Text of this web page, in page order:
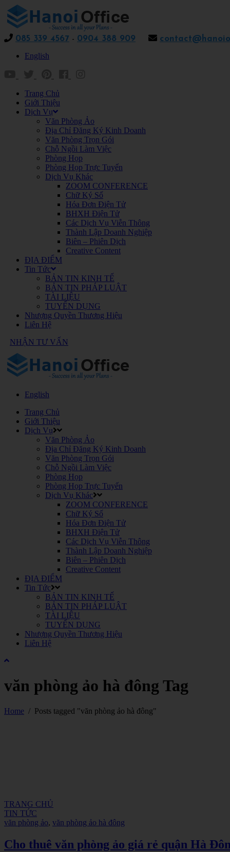
085 339 4567 - 0904 388 909
English
Trang Chủ
Giới Thiệu
Dịch Vụ
Văn Phòng Ảo
Địa Chỉ Đăng Ký Kinh Doanh
Văn Phòng Trọn Gói
Chỗ Ngồi Làm Việc
Phòng Họp
Phòng Họp Trực Tuyến
Dịch Vụ Khác
ZOOM CONFERENCE
Chữ Ký Số
Hóa Đơn Điện Tử
BHXH Điện Tử
Các Dịch Vụ Viễn Thông
Thành Lập Doanh Nghiệp
Biên – Phiên Dịch
Creative Content
ĐỊA ĐIỂM
Tin Tức
BẢN TIN KINH TẾ
BẢN TIN PHÁP LUẬT
TÀI LIỆU
TUYỂN DỤNG
Nhượng Quyền Thương Hiệu
Liên Hệ
NHẬN TƯ VẤN
English
Trang Chủ
Giới Thiệu
Dịch Vụ
Văn Phòng Ảo
Địa Chỉ Đăng Ký Kinh Doanh
Văn Phòng Trọn Gói
Chỗ Ngồi Làm Việc
Phòng Họp
Phòng Họp Trực Tuyến
Dịch Vụ Khác
ZOOM CONFERENCE
Chữ Ký Số
Hóa Đơn Điện Tử
BHXH Điện Tử
Các Dịch Vụ Viễn Thông
Thành Lập Doanh Nghiệp
Biên – Phiên Dịch
Creative Content
ĐỊA ĐIỂM
Tin Tức
BẢN TIN KINH TẾ
BẢN TIN PHÁP LUẬT
TÀI LIỆU
TUYỂN DỤNG
Nhượng Quyền Thương Hiệu
Liên Hệ
văn phòng ảo hà đông Tag
Home / Posts tagged "văn phòng ảo hà đông"
TRANG CHỦ
TIN TỨC
văn phòng ảo, văn phòng ảo hà đông
Cho thuê văn phòng ảo giá rẻ quận Hà